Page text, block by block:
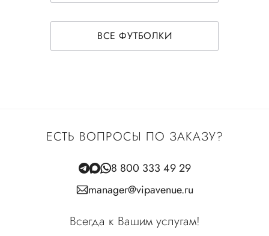
ВСЕ ФУТБОЛКИ
ЕСТЬ ВОПРОСЫ ПО ЗАКАЗУ?
8 800 333 49 29
manager@vipavenue.ru
Всегда к Вашим услугам!